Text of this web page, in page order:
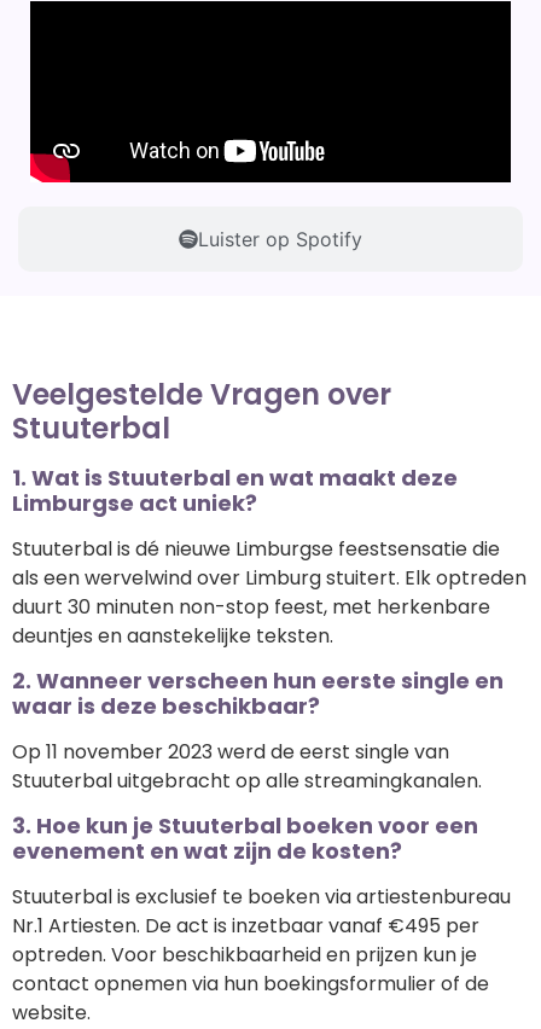
Luister op Spotify
Veelgestelde Vragen over
Stuuterbal
1. Wat is Stuuterbal en wat maakt deze
Limburgse act uniek?
Stuuterbal is dé nieuwe Limburgse feestsensatie die
als een wervelwind over Limburg stuitert. Elk optreden
duurt 30 minuten non-stop feest, met herkenbare
deuntjes en aanstekelijke teksten.
2. Wanneer verscheen hun eerste single en
waar is deze beschikbaar?
Op 11 november 2023 werd de eerst single van
Stuuterbal uitgebracht op alle streamingkanalen.
3. Hoe kun je Stuuterbal boeken voor een
evenement en wat zijn de kosten?
Stuuterbal is exclusief te boeken via artiestenbureau
Nr.1 Artiesten. De act is inzetbaar vanaf €495 per
optreden. Voor beschikbaarheid en prijzen kun je
contact opnemen via hun boekingsformulier of de
website.